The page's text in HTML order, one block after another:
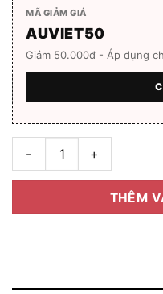
MÃ GIẢM GIÁ
AUVIET50
Giảm 50.000đ - Áp dụng
Gọng kính nhựa Acetate
THÊM